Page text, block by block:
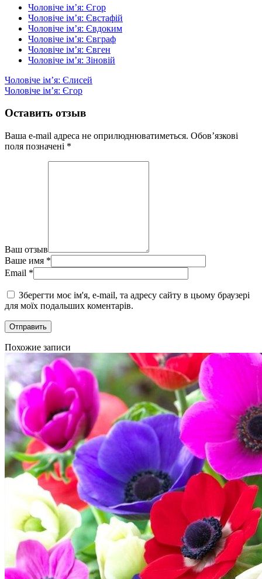
Чоловіче ім’я: Єгор
Чоловіче ім’я: Євстафій
Чоловіче ім’я: Євдоким
Чоловіче ім’я: Євграф
Чоловіче ім’я: Євген
Чоловіче ім’я: Зіновій
Чоловіче ім’я: Єлисей
Чоловіче ім’я: Єгор
Оставить отзыв
Ваша e-mail адреса не оприлюднюватиметься. Обов’язкові
поля позначені *
Ваш отзыв
Ваше имя *
Email *
Зберегти моє ім'я, e-mail, та адресу сайту в цьому браузері
для моїх подальших коментарів.
Похожие записи